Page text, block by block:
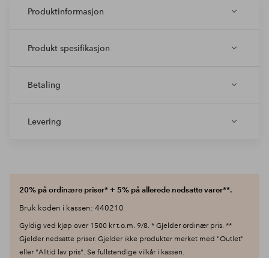
Produktinformasjon
Produkt spesifikasjon
Betaling
Levering
20% på ordinære priser* + 5% på allerede nedsatte varer**.
Bruk koden i kassen: 440210
Gyldig ved kjøp over 1500 kr t.o.m. 9/8. * Gjelder ordinær pris. **
Gjelder nedsatte priser. Gjelder ikke produkter merket med "Outlet"
eller "Alltid lav pris". Se fullstendige vilkår i kassen.